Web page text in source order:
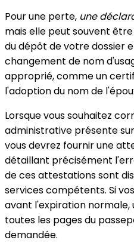
Pour une perte, une
mais elle peut souvent
du dépôt de votre dossier
changement de nom
approprié, comme un
l'adoption du nom de
Lorsque vous souhaitez
administrative présente
vous devrez fournir une
détaillant précisément
de ces attestations sont
services compétents. Si
avant l'expiration normale,
toutes les pages du
demandée.